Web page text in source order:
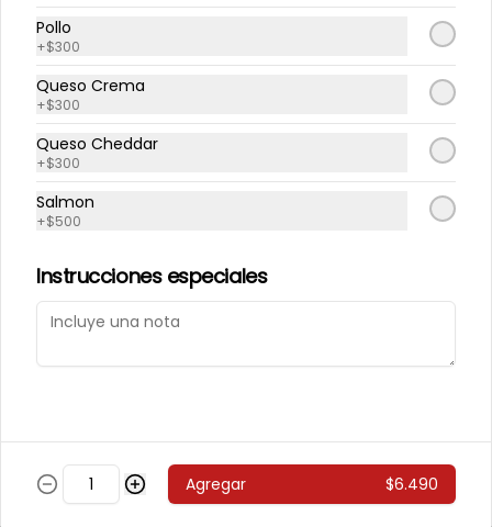
243 - Avocado Veggie
Palmito, Choclito, Queso Crema,
244 - Hot Mushroom
Pimenton
245 - Veggi Almond
Champiñon Tempura, Palta,
Topping De Almendras Bañado En
Pollo
+$300
Queso Crema
+$300
Queso Cheddar
+$300
Salmon
+$500
Instrucciones especiales
Agregar $6.490